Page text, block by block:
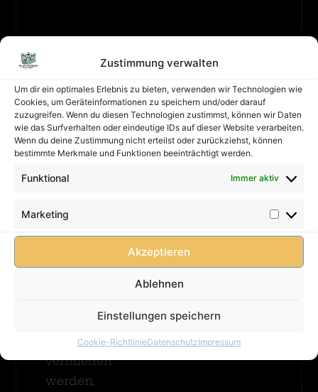
Zustimmung verwalten
Um dir ein optimales Erlebnis zu bieten, verwenden wir Technologien wie
Cookies, um Geräteinformationen zu speichern und/oder darauf
zuzugreifen. Wenn du diesen Technologien zustimmst, können wir Daten
wie das Surfverhalten oder eindeutige IDs auf dieser Website verarbeiten.
Wenn du deine Zustimmung nicht erteilst oder zurückziehst, können
bestimmte Merkmale und Funktionen beeinträchtigt werden.
Funktional Immer aktiv
Marketing
Akzeptieren
Ablehnen
Einstellungen speichern
Cookie-RichtlinieDatenschutzImpressum
Priorität:
Eine
Hüpfburg
muss
immer
werden!
Kinder
unbeschwert
mögliche
Gefahren
vermieden
werden,
KONTAKT
Impressum
Datenschutz
AGB
ZULETZT
Merhr
Erfahren
Kutsche
Merhr
Erfahren